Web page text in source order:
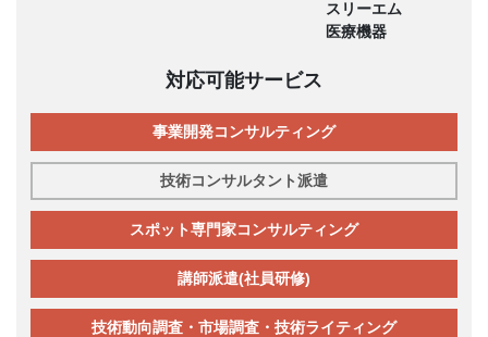
スリーエム
医療機器
対応可能サービス
事業開発コンサルティング
技術コンサルタント派遣
スポット専門家コンサルティング
講師派遣(社員研修)
技術動向調査・市場調査・技術ライティング